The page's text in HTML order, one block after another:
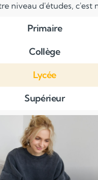
niveau d'études, c'est
Primaire
Collège
Lycée
Supérieur